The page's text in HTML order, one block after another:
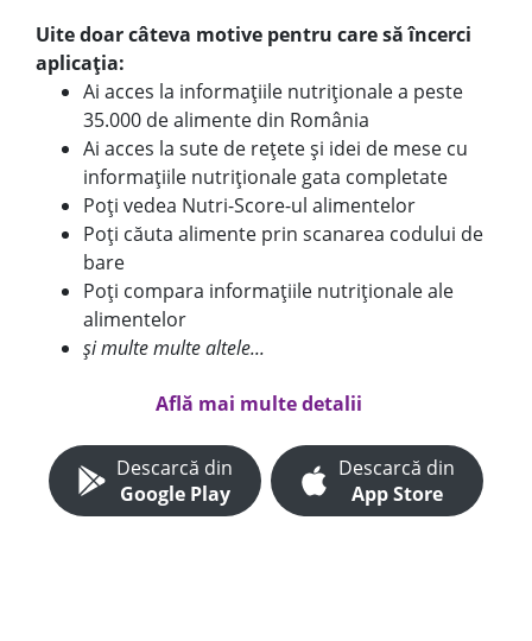
Uite doar câteva motive pentru care să încerci
aplicația:
Ai acces la informațiile nutriționale a peste
35.000 de alimente din România
Ai acces la sute de rețete și idei de mese cu
informațiile nutriționale gata completate
Poți vedea Nutri-Score-ul alimentelor
Poți căuta alimente prin scanarea codului de
bare
Poți compara informațiile nutriționale ale
alimentelor
și multe multe altele...
Află mai multe detalii
Descarcă din
Google Play
Descarcă din
App Store